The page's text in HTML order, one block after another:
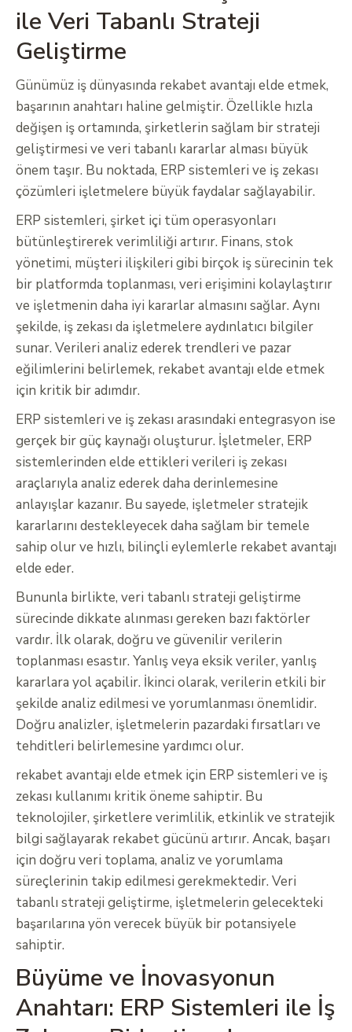
ile Veri Tabanlı Strateji
Geliştirme
Günümüz iş dünyasında rekabet avantajı elde etmek,
başarının anahtarı haline gelmiştir. Özellikle hızla
değişen iş ortamında, şirketlerin sağlam bir strateji
geliştirmesi ve veri tabanlı kararlar alması büyük
önem taşır. Bu noktada, ERP sistemleri ve iş zekası
çözümleri işletmelere büyük faydalar sağlayabilir.
ERP sistemleri, şirket içi tüm operasyonları
bütünleştirerek verimliliği artırır. Finans, stok
yönetimi, müşteri ilişkileri gibi birçok iş sürecinin tek
bir platformda toplanması, veri erişimini kolaylaştırır
ve işletmenin daha iyi kararlar almasını sağlar. Aynı
şekilde, iş zekası da işletmelere aydınlatıcı bilgiler
sunar. Verileri analiz ederek trendleri ve pazar
eğilimlerini belirlemek, rekabet avantajı elde etmek
için kritik bir adımdır.
ERP sistemleri ve iş zekası arasındaki entegrasyon ise
gerçek bir güç kaynağı oluşturur. İşletmeler, ERP
sistemlerinden elde ettikleri verileri iş zekası
araçlarıyla analiz ederek daha derinlemesine
anlayışlar kazanır. Bu sayede, işletmeler stratejik
kararlarını destekleyecek daha sağlam bir temele
sahip olur ve hızlı, bilinçli eylemlerle rekabet avantajı
elde eder.
Bununla birlikte, veri tabanlı strateji geliştirme
sürecinde dikkate alınması gereken bazı faktörler
vardır. İlk olarak, doğru ve güvenilir verilerin
toplanması esastır. Yanlış veya eksik veriler, yanlış
kararlara yol açabilir. İkinci olarak, verilerin etkili bir
şekilde analiz edilmesi ve yorumlanması önemlidir.
Doğru analizler, işletmelerin pazardaki fırsatları ve
tehditleri belirlemesine yardımcı olur.
rekabet avantajı elde etmek için ERP sistemleri ve iş
zekası kullanımı kritik öneme sahiptir. Bu
teknolojiler, şirketlere verimlilik, etkinlik ve stratejik
bilgi sağlayarak rekabet gücünü artırır. Ancak, başarı
için doğru veri toplama, analiz ve yorumlama
süreçlerinin takip edilmesi gerekmektedir. Veri
tabanlı strateji geliştirme, işletmelerin gelecekteki
başarılarına yön verecek büyük bir potansiyele
sahiptir.
Büyüme ve İnovasyonun
Anahtarı: ERP Sistemleri ile İş